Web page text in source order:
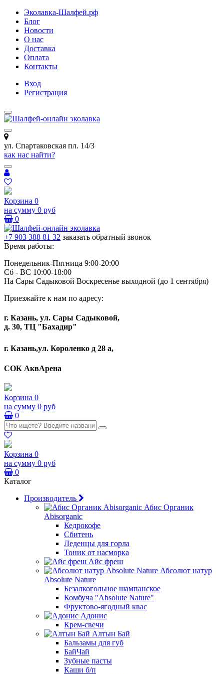
Эколавка-Шалфей.рф
Блог
Новости
О нас
Доставка
Оплата
Контакты
Вход
Регистрация
ул. Спартаковская пл. 14/3
как нас найти?
Корзина 0
на сумму 0 руб
0
+7 903 388 81 32 заказать обратный звонок
Время работы:
Понедельник-Пятница 9:00-20:00
Сб - ВС 10:00-18:00
На Сары Садыковой Воскресенье выходной (до 1 сентября)
Приезжайте к нам по адресу:
г. Казань, ул. Сары Садыковой,
д. 30, ТЦ "Бахадир"
г. Казань,ул. Короленко д 28 а,
СОК АквАрена
Корзина 0
на сумму 0 руб
0
Корзина 0
на сумму 0 руб
0
Каталог
Производитель
Абис Органик
Abisorganic
Кедрокофе
Сбитень
Леденцы для горла
Тоник от насморка
Айс фреш
Абсолют натур
Absolute Nature
Безалкогольное шампанское
Комбуча "Absolute Nature"
Фруктово-ягодный квас
Адонис
Крем-свечи
Алтын Бай
Бальзамы для губ
БайЧай
Зубные пасты
Каши б/п